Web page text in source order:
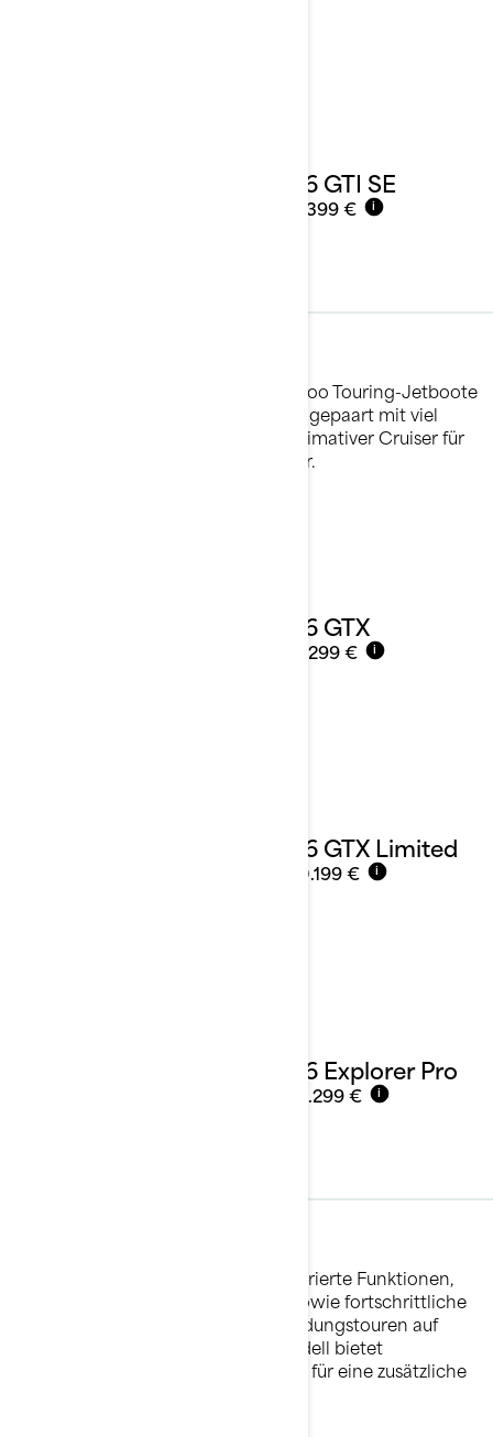
2026 GTI SE
17.399 € i
Erweitern Sie Ihren Horizont. Sea-Doo Touring-Jetboote
bieten branchenführende Stabilität gepaart mit viel
Komfort und Bequemlichkeit. Ihr ultimativer Cruiser für
ganztägige Abenteuer für 2-3 Fahrer.
2026 GTX
19.299 € i
2026 GTX Limited
30.199 € i
2026 Explorer Pro
24.299 € i
Hier finden Sie vom Rennsport inspirierte Funktionen,
um den Bojenkurs zu dominieren, sowie fortschrittliche
Technologie und Komfort für Erkundungstouren auf
hoher See. Jedes Performance-Modell bietet
dynamische Rotax Motorisierungen für eine zusätzliche